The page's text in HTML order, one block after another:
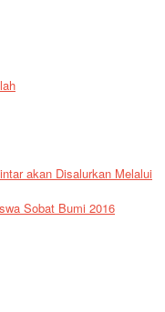
akan Disalurkan Melalui
Sobat Bumi 2016